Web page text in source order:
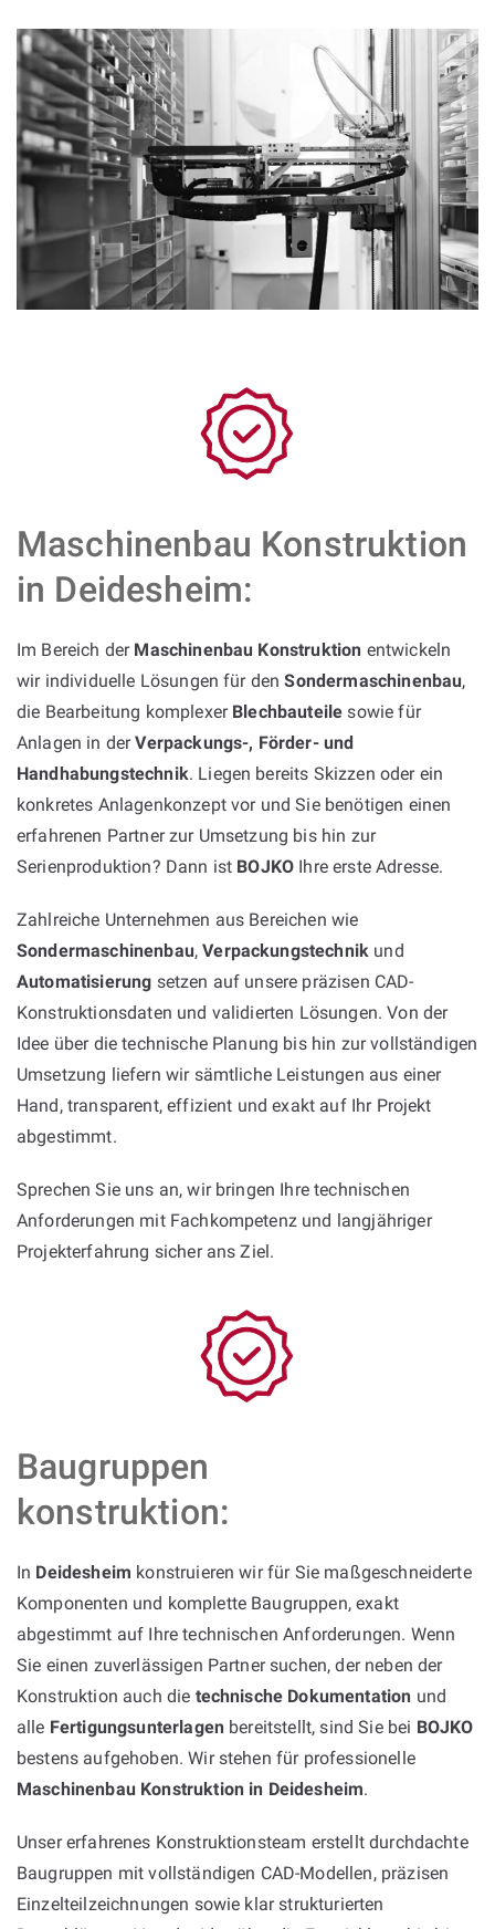
Maschinenbau Konstruktion
in Deidesheim:
Im Bereich der Maschinenbau Konstruktion entwickeln
wir individuelle Lösungen für denSondermaschinenbau,
die Bearbeitung komplexer Blechbauteile sowie für
Anlagen in derVerpackungs-, Förder- und
Handhabungstechnik. Liegen bereits Skizzen oder ein
konkretes Anlagenkonzept vor und Sie benötigen einen
erfahrenen Partner zur Umsetzung bis hin zur
Serienproduktion? Dann ist BOJKO Ihre erste Adresse.
Zahlreiche Unternehmen aus Bereichen wie
Sondermaschinenbau,Verpackungstechnik und
Automatisierung setzen auf unsere präzisen CAD-
Konstruktionsdaten und validierten Lösungen. Von der
Idee über die technische Planung bis hin zur vollständigen
Umsetzung liefern wir sämtliche Leistungen aus einer
Hand, transparent, effizient und exakt auf Ihr Projekt
abgestimmt.
Sprechen Sie uns an, wir bringen Ihre technischen
Anforderungen mit Fachkompetenz und langjähriger
Projekterfahrung sicher ans Ziel.
Baugruppen
konstruktion:
In Deidesheim konstruieren wir für Sie maßgeschneiderte
Komponenten und komplette Baugruppen, exakt
abgestimmt auf Ihre technischen Anforderungen. Wenn
Sie einen zuverlässigen Partner suchen, der neben der
Konstruktion auch die technische Dokumentation und
alle Fertigungsunterlagen bereitstellt, sind Sie bei BOJKO
bestens aufgehoben. Wir stehen für professionelle
Maschinenbau Konstruktion in Deidesheim.
Unser erfahrenes Konstruktionsteam erstellt durchdachte
Baugruppen mit vollständigen CAD-Modellen, präzisen
Einzelteilzeichnungen sowie klar strukturierten